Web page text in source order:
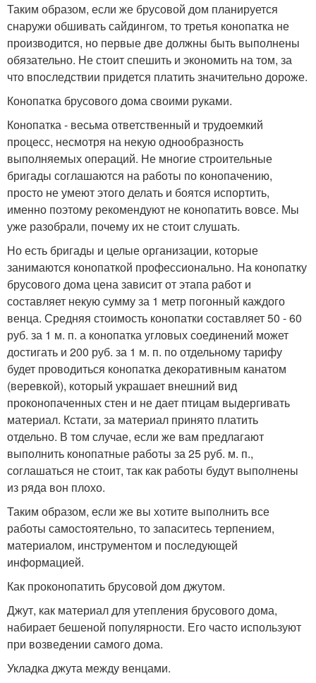
Таким образом, если же брусовой дом планируется
снаружи обшивать сайдингом, то третья конопатка не
производится, но первые две должны быть выполнены
обязательно. Не стоит спешить и экономить на том, за
что впоследствии придется платить значительно дороже.
Конопатка брусового дома своими руками.
Конопатка - весьма ответственный и трудоемкий
процесс, несмотря на некую однообразность
выполняемых операций. Не многие строительные
бригады соглашаются на работы по конопачению,
просто не умеют этого делать и боятся испортить,
именно поэтому рекомендуют не конопатить вовсе. Мы
уже разобрали, почему их не стоит слушать.
Но есть бригады и целые организации, которые
занимаются конопаткой профессионально. На конопатку
брусового дома цена зависит от этапа работ и
составляет некую сумму за 1 метр погонный каждого
венца. Средняя стоимость конопатки составляет 50 - 60
руб. за 1 м. п. а конопатка угловых соединений может
достигать и 200 руб. за 1 м. п. по отдельному тарифу
будет проводиться конопатка декоративным канатом
(веревкой), который украшает внешний вид
проконопаченных стен и не дает птицам выдергивать
материал. Кстати, за материал принято платить
отдельно. В том случае, если же вам предлагают
выполнить конопатные работы за 25 руб. м. п.,
соглашаться не стоит, так как работы будут выполнены
из ряда вон плохо.
Таким образом, если же вы хотите выполнить все
работы самостоятельно, то запаситесь терпением,
материалом, инструментом и последующей
информацией.
Как проконопатить брусовой дом джутом.
Джут, как материал для утепления брусового дома,
набирает бешеной популярности. Его часто используют
при возведении самого дома.
Укладка джута между венцами.